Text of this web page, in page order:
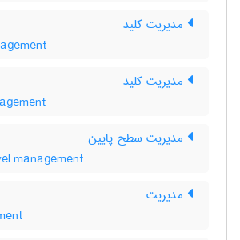
مديريت کليد
مدیریت کلید
مدیریت سطح پایین
management
مدیریت